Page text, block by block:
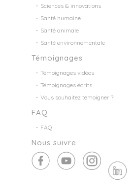
Sciences & innovations
Santé humaine
Santé animale
Santé environnementale
Témoignages
Témoignages vidéos
Témoignages écrits
Vous souhaitez témoigner ?
FAQ
FAQ
Nous suivre